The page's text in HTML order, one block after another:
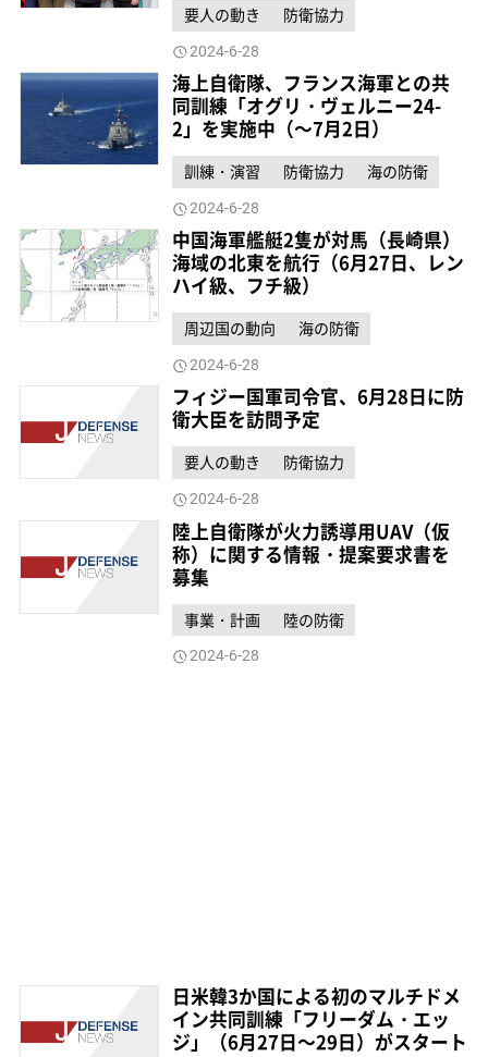
要人の動き 防衛協力
2024-6-28
海上自衛隊、フランス海軍との共
同訓練「オグリ・ヴェルニー24-
2」を実施中（～7月2日）
訓練・演習 防衛協力 海の防衛
2024-6-28
中国海軍艦艇2隻が対馬（長崎県）
海域の北東を航行（6月27日、レン
ハイ級、フチ級）
周辺国の動向 海の防衛
2024-6-28
フィジー国軍司令官、6月28日に防
衛大臣を訪問予定
要人の動き 防衛協力
2024-6-28
陸上自衛隊が火力誘導用UAV（仮
称）に関する情報・提案要求書を
募集
事業・計画 陸の防衛
2024-6-28
日米韓3か国による初のマルチドメ
イン共同訓練「フリーダム・エッ
ジ」（6月27日～29日）がスタート